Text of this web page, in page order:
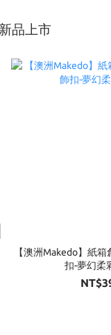
品上市
【澳洲Makedo】紙
扣-夢幻柔